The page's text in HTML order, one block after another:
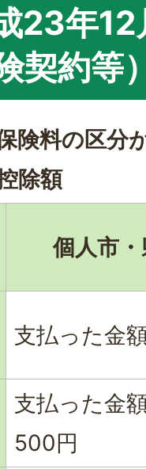
23年
契約等
険料の区分
除額
個人市
支払った金
支払った金
500円